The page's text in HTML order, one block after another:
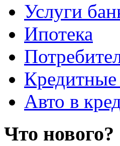
Услуги
Ипотека
Авто в
Что нового?